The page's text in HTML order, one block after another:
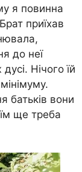
я повинна
приїхав
до неї
Нічого їй
батьків вони
ще треба